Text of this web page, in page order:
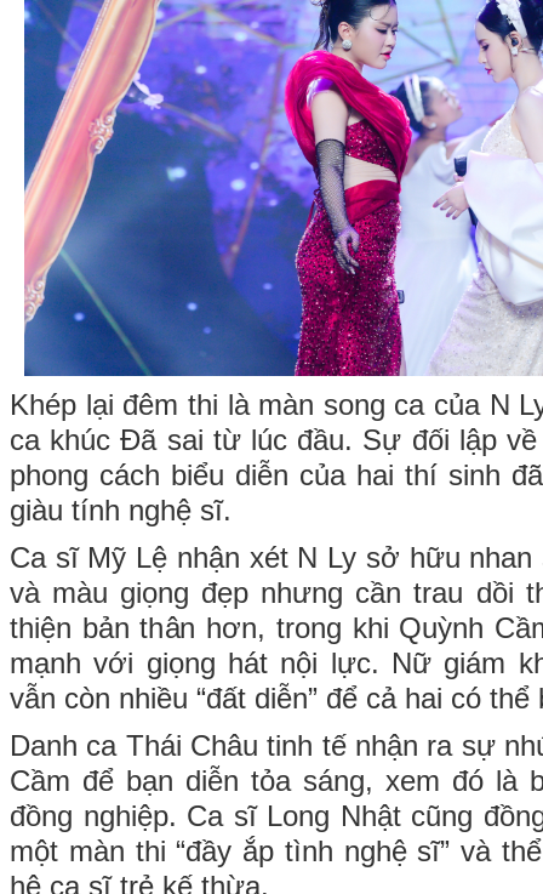
Khép lại đêm thi là màn song ca của N
ca khúc Đã sai từ lúc đầu. Sự đối lập
phong cách biểu diễn của hai thí sinh
giàu tính nghệ sĩ.
Ca sĩ Mỹ Lệ nhận xét N Ly sở hữu nhan
và màu giọng đẹp nhưng cần trau dồi
thiện bản thân hơn, trong khi Quỳnh
mạnh với giọng hát nội lực. Nữ giám
vẫn còn nhiều “đất diễn” để cả hai có
Danh ca Thái Châu tinh tế nhận ra sự
Cầm để bạn diễn tỏa sáng, xem đó là
đồng nghiệp. Ca sĩ Long Nhật cũng
một màn thi “đầy ắp tình nghệ sĩ” và
hệ ca sĩ trẻ kế thừa.